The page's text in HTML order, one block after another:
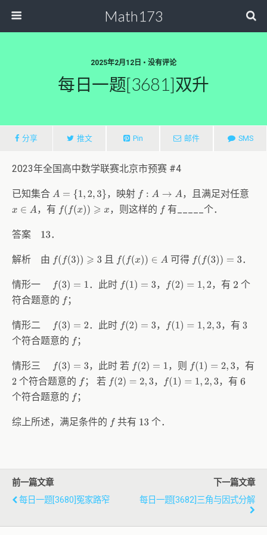
Math173
2025年2月12日 • 没有评论
每日一题[3681]双升
分享 推文 Pin 邮件 SMS
2023年全国高中数学联赛北京市预赛 #4
已知集合 A= {1 2 3} ，映射 f:A→A ，且满足对任意
x∈A ，有 f(f (x))⩾ x ，则这样的 f 有_____个．
答案 13．
解析 由 f(f (3))⩾3 且 f(f(x))∈A 可得 f(f (3))= 3 ．
情形一 f(3)= 1 ．此时 f(1)= 3 ， f(2)= 1,2 ，有 2 个
符合题意的 f ；
情形二 f(3)= 2 ．此时 f(2)= 3 ， f(1)= 1,2 3 ，有 3
个符合题意的 f ；
情形三 f(3)= 3 ，此时 若 f(2)= 1 ，则 f(1)= 2,3 ，有
2 个符合题意的 f ； 若 f(2)= 2,3 ， f(1)= 1,2 3 ，有6
个符合题意的 f ；
综上所述，满足条件的 f 共有 13个．
前一篇文章
每日一题[3680]冤家路窄
下一篇文章
每日一题[3682]三角与因式分解